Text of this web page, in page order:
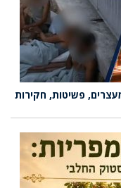
פשיטות, חקירות